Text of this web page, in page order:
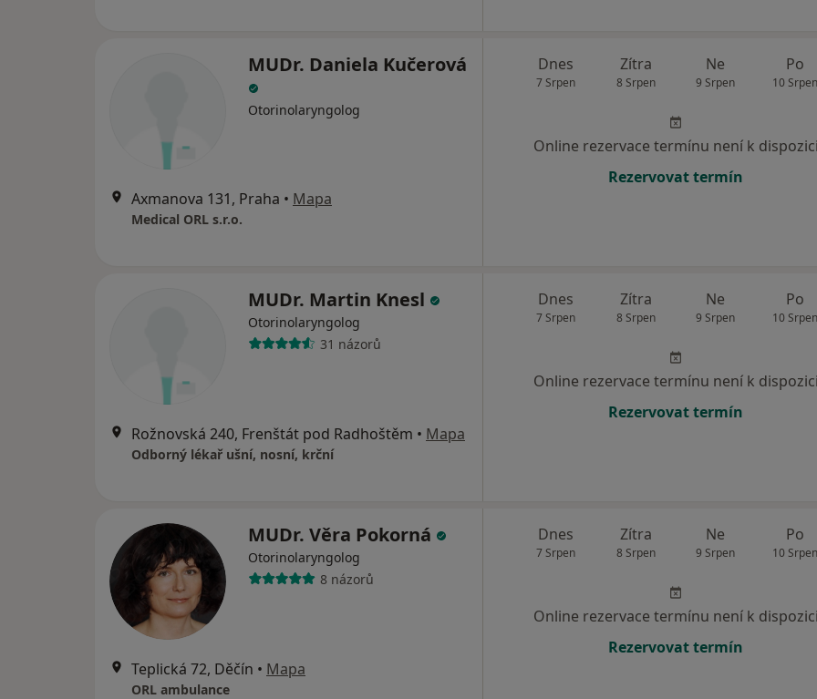
MUDr. Daniela Kučerová
Otorinolaryngolog
Axmanova 131, Praha • Mapa
Medical ORL s.r.o.
Dnes
7 Srpen
Zítra
8 Srpen
Ne
9 Srpen
Po
10 Srpen
Online rezervace termínu není k dispozici
Rezervovat termín
MUDr. Martin Knesl
Otorinolaryngolog
31 názorů
Rožnovská 240, Frenštát pod Radhoštěm • Mapa
Odborný lékař ušní, nosní, krční
Dnes
7 Srpen
Zítra
8 Srpen
Ne
9 Srpen
Po
10 Srpen
Online rezervace termínu není k dispozici
Rezervovat termín
MUDr. Věra Pokorná
Otorinolaryngolog
8 názorů
Teplická 72, Děčín • Mapa
ORL ambulance
Dnes
7 Srpen
Zítra
8 Srpen
Ne
9 Srpen
Po
10 Srpen
Online rezervace termínu není k dispozici
Rezervovat termín